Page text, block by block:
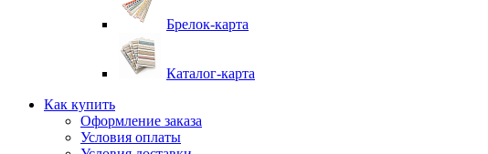
Брелок-карта
Каталог-карта
Как купить
Оформление заказа
Условия оплаты